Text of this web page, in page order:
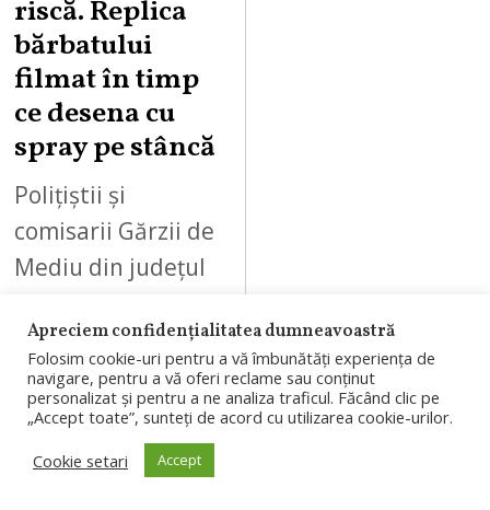
riscă. Replica
bărbatului
filmat în timp
ce desena cu
spray pe stâncă
Polițiștii și
comisarii Gărzii de
Mediu din județul
pentru
identificarea unui
bărbat filmat în
timp ce desena cu
Apreciem confidențialitatea dumneavoastră
Folosim cookie-uri pentru a vă îmbunătăți experiența de
navigare, pentru a vă oferi reclame sau conținut
personalizat și pentru a ne analiza traficul. Făcând clic pe
„Accept toate”, sunteți de acord cu utilizarea cookie-urilor.
Cookie setari
Accept